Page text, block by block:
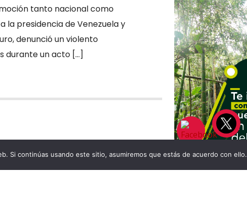
tanto nacional como
la presidencia de Venezuela y
denunció un violento
durante un acto […]
Si continúas usando este sitio, asumiremos que estás de acuerdo con ello.